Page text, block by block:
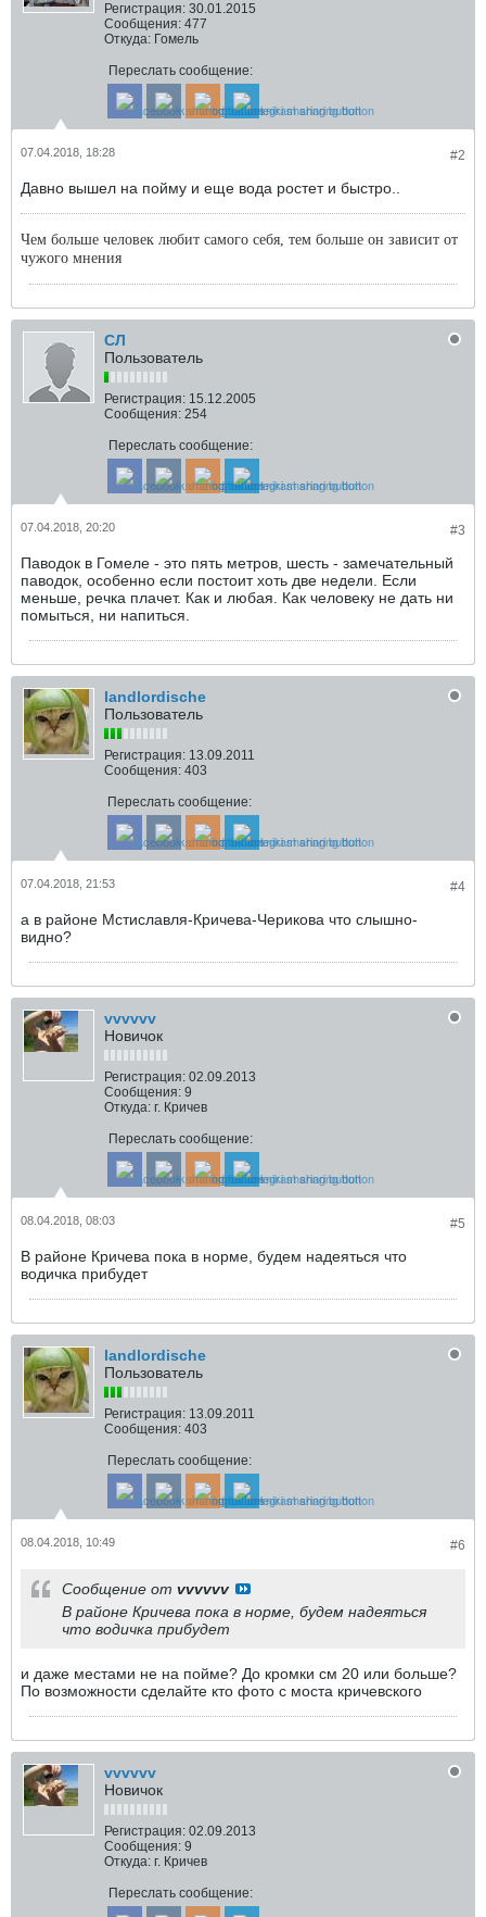
Регистрация: 30.01.2015
Сообщения: 477
Откуда: Гомель
Переслать сообщение:
#2
07.04.2018, 18:28
Давно вышел на пойму и еще вода ростет и быстро..
Чем больше человек любит самого себя, тем больше он зависит от
чужого мнения
СЛ
Пользователь
Регистрация: 15.12.2005
Сообщения: 254
Переслать сообщение:
#3
07.04.2018, 20:20
Паводок в Гомеле - это пять метров, шесть - замечательный
паводок, особенно если постоит хоть две недели. Если
меньше, речка плачет. Как и любая. Как человеку не дать ни
помыться, ни напиться.
landlordische
Пользователь
Регистрация: 13.09.2011
Сообщения: 403
Переслать сообщение:
#4
07.04.2018, 21:53
а в районе Мстиславля-Кричева-Черикова что слышно-
видно?
vvvvvv
Новичок
Регистрация: 02.09.2013
Сообщения: 9
Откуда: г. Кричев
Переслать сообщение:
#5
08.04.2018, 08:03
В районе Кричева пока в норме, будем надеяться что
водичка прибудет
landlordische
Пользователь
Регистрация: 13.09.2011
Сообщения: 403
Переслать сообщение:
#6
08.04.2018, 10:49
Сообщение от vvvvvv
В районе Кричева пока в норме, будем надеяться
что водичка прибудет
и даже местами не на пойме? До кромки см 20 или больше?
По возможности сделайте кто фото с моста кричевского
vvvvvv
Новичок
Регистрация: 02.09.2013
Сообщения: 9
Откуда: г. Кричев
Переслать сообщение: